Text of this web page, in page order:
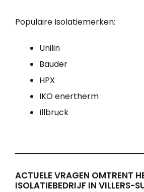
Populaire Isolatiemerken:
Unilin
Bauder
HPX
IKO enertherm
Illbruck
ACTUELE VRAGEN OMTRENT
ISOLATIEBEDRIJF IN VILLERS-